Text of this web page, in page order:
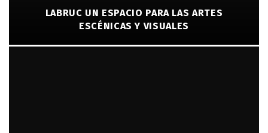
LABRUC UN ESPACIO PARA LAS ARTES
ESCÉNICAS Y VISUALES